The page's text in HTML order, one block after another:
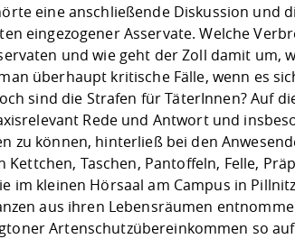
eine anschließende Diskussion und
eingezogener Asservate. Welche
und wie geht der Zoll damit um,
überhaupt kritische Fälle, wenn es
sind die Strafen für TäterInnen? Auf
Rede und Antwort und
zu können, hinterließ bei den
Taschen, Pantoffeln, Felle,
im kleinen Hörsaal am Campus in
aus ihren Lebensräumen
Artenschutzübereinkommen so